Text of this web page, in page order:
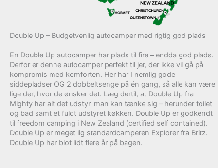
Double Up – Budgetvenlig autocamper med rigtig god plads
En Double Up autocamper har plads til fire – endda god plads.
Derfor er denne autocamper perfekt til jer, der ikke vil gå på
kompromis med komforten. Her har I nemlig gode
siddepladser OG 2 dobbeltsenge på én gang, så alle kan være
lige der, hvor de ønsker det. Læg dertil, at Double Up fra
Mighty har alt det udstyr, man kan tænke sig – herunder toilet
og bad samt et fuldt udstyret køkken. Double Up er godkendt
til freedom camping i New Zealand (certified self contained).
Double Up er meget lig standardcamperen Explorer fra Britz.
Double Up har blot lidt flere år på bagen.